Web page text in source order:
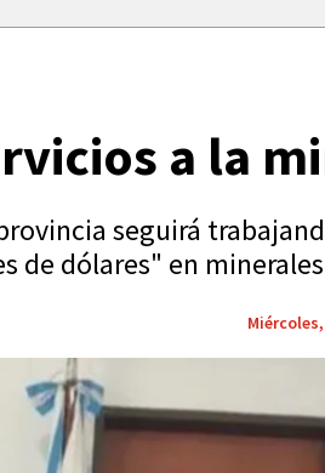
a la
seguirá
de dólares" en